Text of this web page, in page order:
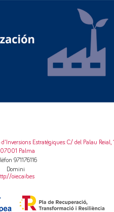
Estratègiques: C/ del Palau Reial,
Palma
971176116
Domini
oie.caib.es